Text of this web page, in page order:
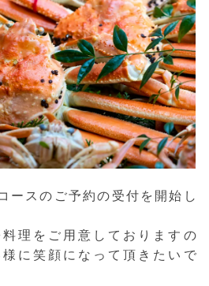
ースのご予約の受付を開始し
理をご用意しておりますの
に笑顔になって頂きたいで